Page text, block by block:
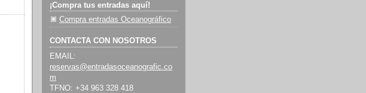
¡Compra tus entradas aquí!
Compra entradas Oceanográfico
CONTACTA CON NOSOTROS
EMAIL:
reservas@entradasoceanografic.co
m
TFNO: +34 963 328 418